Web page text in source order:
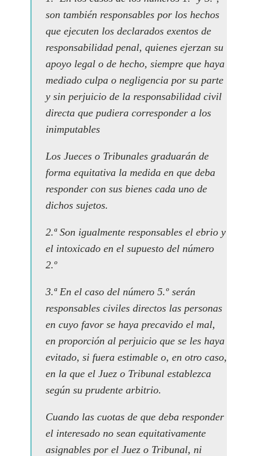
son también responsables por los hechos
que ejecuten los declarados exentos de
responsabilidad penal, quienes ejerzan su
apoyo legal o de hecho, siempre que haya
mediado culpa o negligencia por su parte
y sin perjuicio de la responsabilidad civil
directa que pudiera corresponder a los
inimputables
Los Jueces o Tribunales graduarán de
forma equitativa la medida en que deba
responder con sus bienes cada uno de
dichos sujetos.
2.ª Son igualmente responsables el ebrio y
el intoxicado en el supuesto del número
2.º
3.ª En el caso del número 5.º serán
responsables civiles directos las personas
en cuyo favor se haya precavido el mal,
en proporción al perjuicio que se les haya
evitado, si fuera estimable o, en otro caso,
en la que el Juez o Tribunal establezca
según su prudente arbitrio.
Cuando las cuotas de que deba responder
el interesado no sean equitativamente
asignables por el Juez o Tribunal, ni